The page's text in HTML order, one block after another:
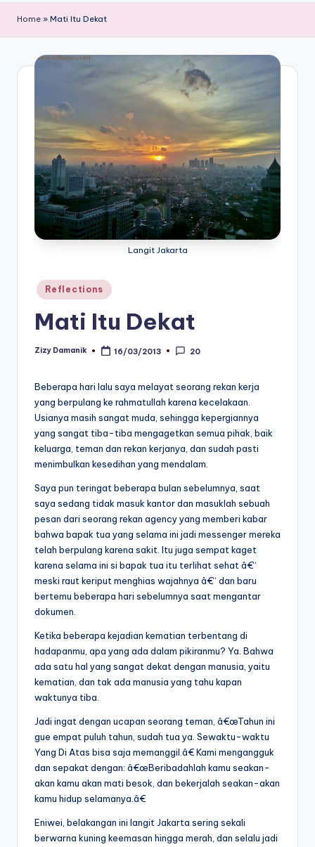
Home » Mati Itu Dekat
Langit Jakarta
Posted
in
Reflections
Mati Itu Dekat
Posted
Zizy Damanik 16/03/2013 20
Beberapa hari lalu saya melayat seorang rekan kerja
yang berpulang ke rahmatullah karena kecelakaan.
Usianya masih sangat muda, sehingga kepergiannya
yang sangat tiba-tiba mengagetkan semua pihak, baik
keluarga, teman dan rekan kerjanya, dan sudah pasti
menimbulkan kesedihan yang mendalam.
Saya pun teringat beberapa bulan sebelumnya, saat
saya sedang tidak masuk kantor dan masuklah sebuah
pesan dari seorang rekan agency yang memberi kabar
bahwa bapak tua yang selama ini jadi messenger mereka
telah berpulang karena sakit. Itu juga sempat kaget
karena selama ini si bapak tua itu terlihat sehat â€“
meski raut keriput menghias wajahnya â€“ dan baru
bertemu beberapa hari sebelumnya saat mengantar
dokumen.
Ketika beberapa kejadian kematian terbentang di
hadapanmu, apa yang ada dalam pikiranmu? Ya. Bahwa
ada satu hal yang sangat dekat dengan manusia, yaitu
kematian, dan tak ada manusia yang tahu kapan
waktunya tiba.
Jadi ingat dengan ucapan seorang teman, â€œTahun ini
gue empat puluh tahun, sudah tua ya. Sewaktu-waktu
Yang Di Atas bisa saja memanggil.â€ Kami mengangguk
dan sepakat dengan: â€œBeribadahlah kamu seakan-
akan kamu akan mati besok, dan bekerjalah seakan-akan
kamu hidup selamanya.â€
Eniwei, belakangan ini langit Jakarta sering sekali
berwarna kuning keemasan hingga merah, dan selalu jadi